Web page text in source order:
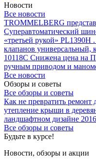
Новости
Все новости
TROMMELBERG
Суперавтоматический
«третьей рукой» PL1390H .
клапанов
10118C Снижена цена на
ручным приводом и
Все новости
Обзоры и советы
Все обзоры и советы
Как не превратить ремонт
утепление крыши в
ландшафтном дизайне 2016
Все обзоры и советы
Будьте в курсе!
Новости, обзоры и акции